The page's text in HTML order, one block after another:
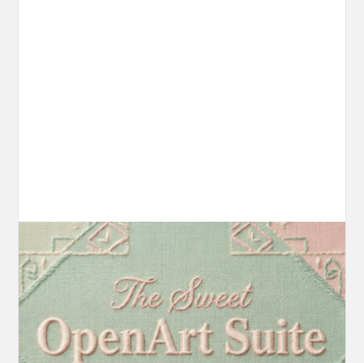
Introducing OpenArt Suite: Create
Without the Chaos
Every tool you need, finally in one place. We
fundamentally rearchitected the OpenArt
creation experience so your workflow finally
moves as fast as your ideas do.
March 20, 2026